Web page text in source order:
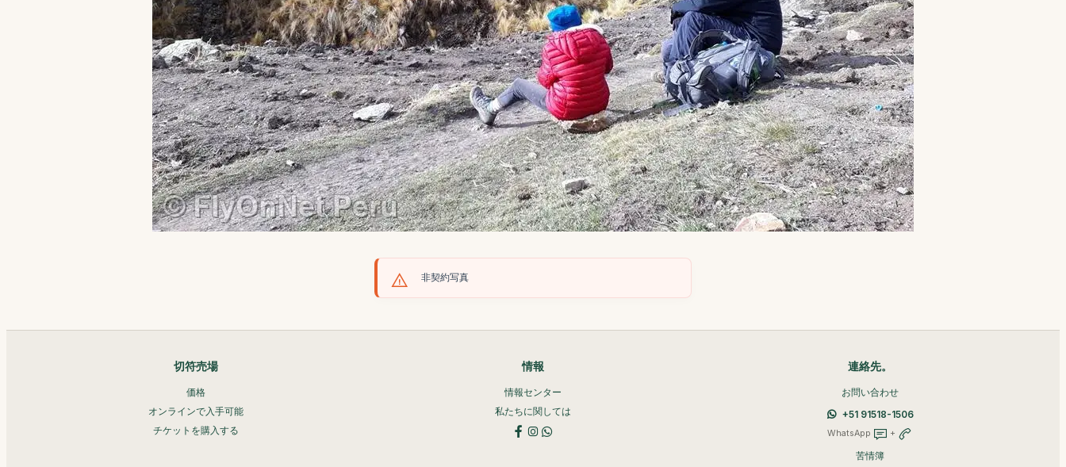
非契約写真
切符売場
価格
オンラインで入手可能
チケットを購入する
情報
情報センター
私たちに関しては
連絡先。
お問い合わせ
+51 91518-1506
WhatsApp +
苦情簿